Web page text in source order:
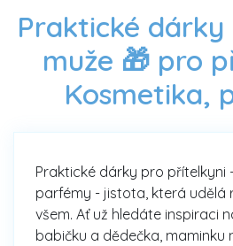
Praktické
muže 🎁 pro
Kosmetika,
Praktické dárky pro přítelkyni
parfémy - jistota, která udělá
všem. Ať už hledáte inspiraci
babičku a dědečka, maminku